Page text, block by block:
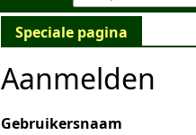
Speciale pagina
Aanmelden
Gebruikersnaam